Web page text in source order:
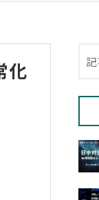
化